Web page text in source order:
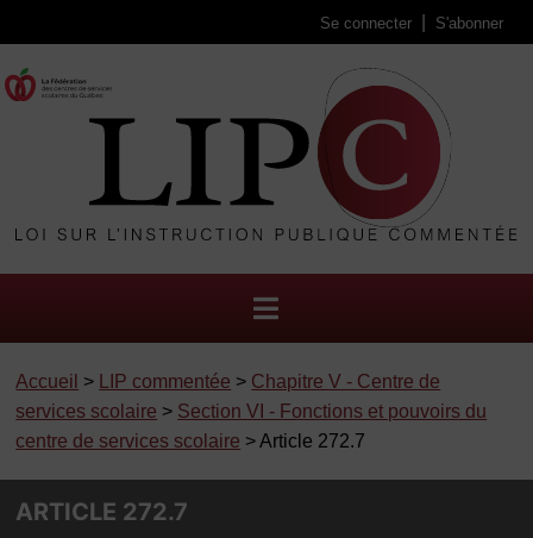
Se connecter S'abonner
Accueil > LIP commentée > Chapitre V - Centre de
services scolaire > Section VI - Fonctions et pouvoirs du
centre de services scolaire > Article 272.7
ARTICLE 272.7